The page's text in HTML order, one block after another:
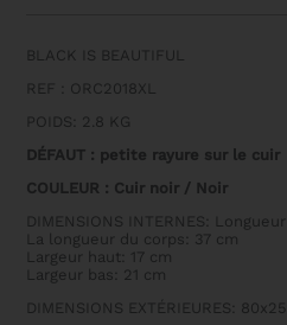
-
CHOIX
BLACK IS BEAUTIFUL
REF : ORC2018XL
POIDS: 2.8 KG
DÉFAUT : petite rayure sur le cuir
COULEUR : Cuir noir / Noir
DIMENSIONS INTERNES:
La longueur du corps: 37 cm
Largeur haut: 17 cm
Largeur bas: 21 cm
DIMENSIONS EXTÉRIEURES: